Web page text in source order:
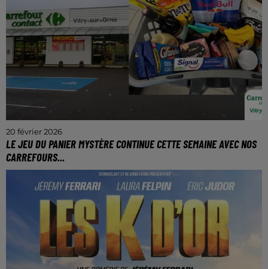
20 février 2026
LE JEU DU PANIER MYSTÈRE CONTINUE CETTE SEMAINE AVEC NOS
CARREFOURS...
Cette semaine, découvrez le prix du contenu du
panier et remportez une carte cadeau de 100€ !